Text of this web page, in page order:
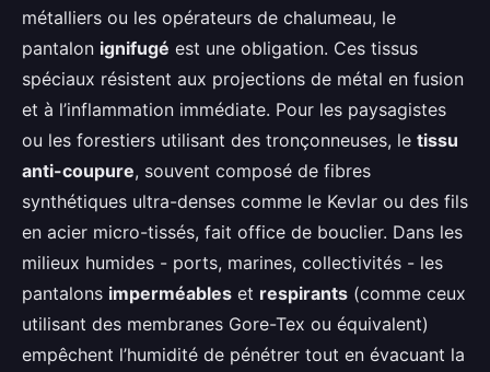
métalliers ou les opérateurs de chalumeau, le
pantalon ignifugé est une obligation. Ces tissus
spéciaux résistent aux projections de métal en fusion
et à l’inflammation immédiate. Pour les paysagistes
ou les forestiers utilisant des tronçonneuses, le tissu
anti-coupure, souvent composé de fibres
synthétiques ultra-denses comme le Kevlar ou des fils
en acier micro-tissés, fait office de bouclier. Dans les
milieux humides - ports, marines, collectivités - les
pantalons imperméables et respirants (comme ceux
utilisant des membranes Gore-Tex ou équivalent)
empêchent l’humidité de pénétrer tout en évacuant la